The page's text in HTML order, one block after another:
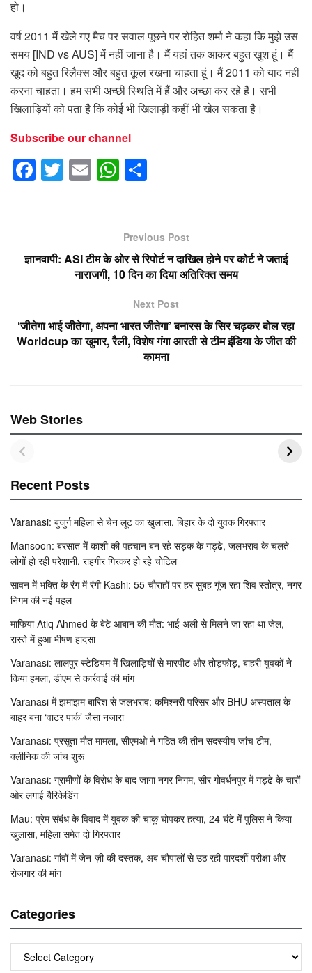
हो।
वर्ष 2011 में खेले गए मैच पर सवाल पूछने पर रोहित शर्मा ने कहा कि मुझे उस
समय [IND vs AUS] में नहीं जाना है। मैं यहां तक आकर बहुत खुश हूं। मैं
खुद को बहुत रिलैक्स और बहुत कूल रखना चाहता हूं। मैं 2011 को याद नहीं
करना चाहता। हम सभी अच्छी स्थिति में हैं और अच्छा कर रहे हैं। सभी
खिलाड़ियों को पता है कि कोई भी खिलाड़ी कहीं भी खेल सकता है।
Subscribe our channel
F
a
b
k
T
wi
E
m
W
h
s
A
p
e
Previous Post
ज्ञानवापी: ASI टीम के ओर से रिपोर्ट न दाखिल होने पर कोर्ट ने जताई
नाराजगी, 10 दिन का दिया अतिरिक्त समय
Next Post
‘जीतेगा भाई जीतेगा, अपना भारत जीतेगा’ बनारस के सिर चढ़कर बोल रहा
Worldcup का खुमार, रैली, विशेष गंगा आरती से टीम इंडिया के जीत की
कामना
Web Stories
Recent Posts
Varanasi: बुजुर्ग महिला से चेन लूट का खुलासा, बिहार के दो युवक गिरफ्तार
Mansoon: बरसात में काशी की पहचान बन रहे सड़क के गड्ढे, जलभराव के चलते
लोगों हो रही परेशानी, राहगीर गिरकर हो रहे चोटिल
सावन में भक्ति के रंग में रंगी Kashi: 55 चौराहों पर हर सुबह गूंज रहा शिव स्तोत्र, नगर
निगम की नई पहल
माफिया Atiq Ahmed के बेटे आबान की मौत: भाई अली से मिलने जा रहा था जेल,
रास्ते में हुआ भीषण हादसा
Varanasi: लालपुर स्टेडियम में खिलाड़ियों से मारपीट और तोड़फोड़, बाहरी युवकों ने
किया हमला, डीएम से कार्रवाई की मांग
Varanasi में झमाझम बारिश से जलभराव: कमिश्नरी परिसर और BHU अस्पताल के
बाहर बना ‘वाटर पार्क’ जैसा नजारा
Varanasi: प्रसूता मौत मामला, सीएमओ ने गठित की तीन सदस्यीय जांच टीम,
क्लीनिक की जांच शुरू
Varanasi: ग्रामीणों के विरोध के बाद जागा नगर निगम, सीर गोवर्धनपुर में गड्ढे के चारों
ओर लगाई बैरिकेडिंग
Mau: प्रेम संबंध के विवाद में युवक की चाकू घोपकर हत्या, 24 घंटे में पुलिस ने किया
खुलासा, महिला समेत दो गिरफ्तार
Varanasi: गांवों में जेन-ज़ी की दस्तक, अब चौपालों से उठ रही पारदर्शी परीक्षा और
रोजगार की मांग
Categories